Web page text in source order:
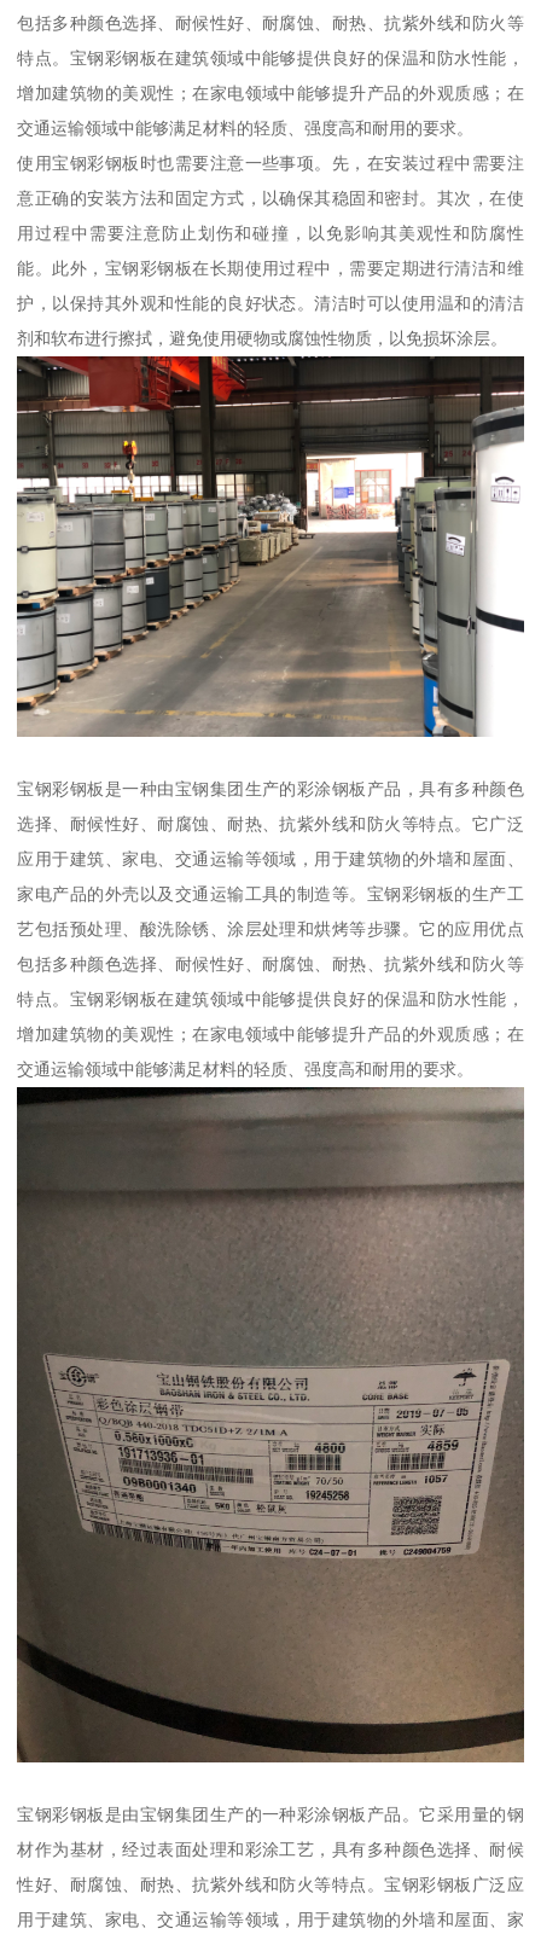
包括多种颜色选择、耐候性好、耐腐蚀、耐热、抗紫外线和防火等
特点。宝钢彩钢板在建筑领域中能够提供良好的保温和防水性能，
增加建筑物的美观性；在家电领域中能够提升产品的外观质感；在
交通运输领域中能够满足材料的轻质、强度高和耐用的要求。
使用宝钢彩钢板时也需要注意一些事项。先，在安装过程中需要注
意正确的安装方法和固定方式，以确保其稳固和密封。其次，在使
用过程中需要注意防止划伤和碰撞，以免影响其美观性和防腐性
能。此外，宝钢彩钢板在长期使用过程中，需要定期进行清洁和维
护，以保持其外观和性能的良好状态。清洁时可以使用温和的清洁
剂和软布进行擦拭，避免使用硬物或腐蚀性物质，以免损坏涂层。
宝钢彩钢板是一种由宝钢集团生产的彩涂钢板产品，具有多种颜色
选择、耐候性好、耐腐蚀、耐热、抗紫外线和防火等特点。它广泛
应用于建筑、家电、交通运输等领域，用于建筑物的外墙和屋面、
家电产品的外壳以及交通运输工具的制造等。宝钢彩钢板的生产工
艺包括预处理、酸洗除锈、涂层处理和烘烤等步骤。它的应用优点
包括多种颜色选择、耐候性好、耐腐蚀、耐热、抗紫外线和防火等
特点。宝钢彩钢板在建筑领域中能够提供良好的保温和防水性能，
增加建筑物的美观性；在家电领域中能够提升产品的外观质感；在
交通运输领域中能够满足材料的轻质、强度高和耐用的要求。
宝钢彩钢板是由宝钢集团生产的一种彩涂钢板产品。它采用量的钢
材作为基材，经过表面处理和彩涂工艺，具有多种颜色选择、耐候
性好、耐腐蚀、耐热、抗紫外线和防火等特点。宝钢彩钢板广泛应
用于建筑、家电、交通运输等领域，用于建筑物的外墙和屋面、家